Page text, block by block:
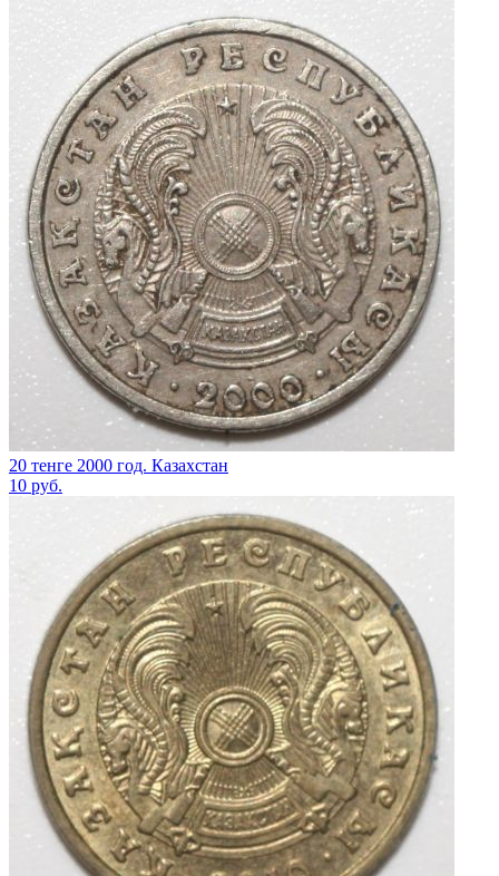
20 тенге 2000 год. Казахстан
10 руб.